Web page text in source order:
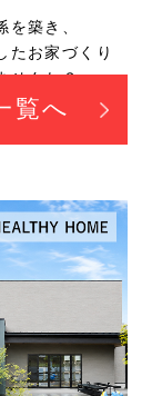
を築き、
たお家づくり
せんか？
覧へ